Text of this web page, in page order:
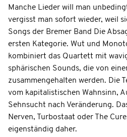
Manche Lieder will man
vergisst man sofort wieder, weil
Songs der Bremer Band Die
ersten Kategorie. Wut und
kombiniert das Quartett mit
sphärischen Sounds, die von
zusammengehalten werden. Die
vom kapitalistischen Wahnsinn,
Sehnsucht nach Veränderung.
Nerven, Turbostaat oder The
eigenständig daher.